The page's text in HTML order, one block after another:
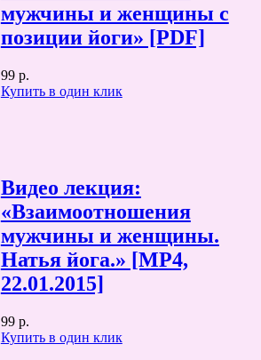
мужчины и женщины с
позиции йоги» [PDF]
99 р.
Купить в один клик
Видео лекция:
«Взаимоотношения
мужчины и женщины.
Натья йога.» [MP4,
22.01.2015]
99 р.
Купить в один клик